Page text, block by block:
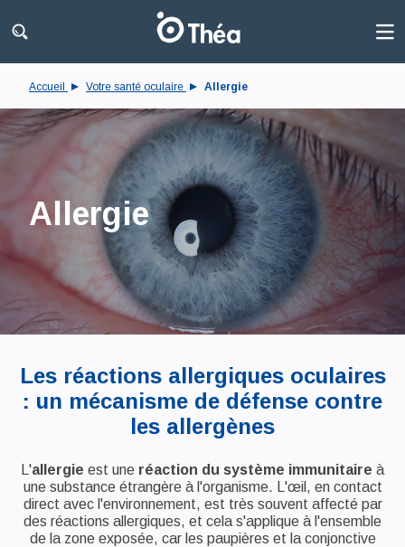
Accueil Votre santé oculaire Allergie
Allergie
Les réactions allergiques oculaires
: un mécanisme de défense contre
les allergènes
L'allergie est une réaction du système immunitaire à
une substance étrangère à l'organisme. L'œil, en contact
direct avec l'environnement, est très souvent affecté par
des réactions allergiques, et cela s'applique à l'ensemble
de la zone exposée, car les paupières et la conjonctive